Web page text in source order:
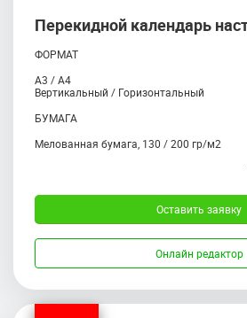
Перекидной календарь
ФОРМАТ
А3 / А4
Вертикальный / Горизонтальный
БУМАГА
Mелованная бумага, 130 / 200 гр/м2
Оставить заявку
Онлайн редактор